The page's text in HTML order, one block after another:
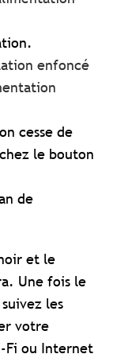
enfoncé
cesse de
le bouton
de
et le
Une fois le
les
votre
Fi ou Internet